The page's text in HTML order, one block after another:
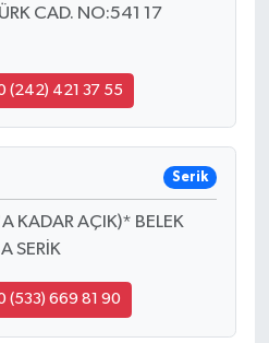
CAD. NO:541 17
(242) 421 37 55
Serik
KADAR AÇIK)* BELEK
SERİK
(533) 669 81 90